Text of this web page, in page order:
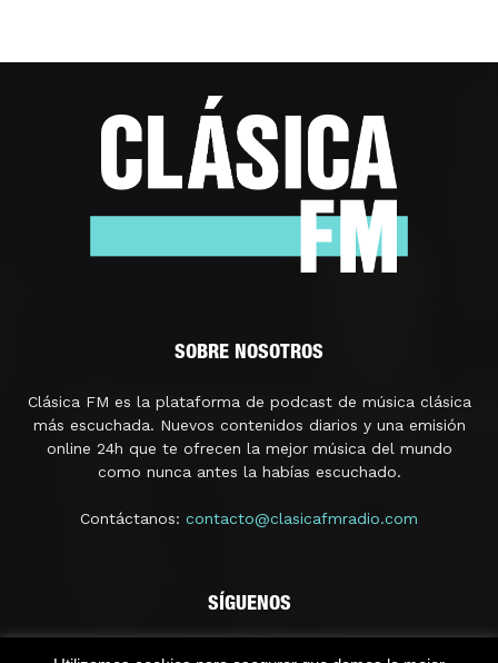
SOBRE NOSOTROS
Clásica FM es la plataforma de podcast de música clásica
más escuchada. Nuevos contenidos diarios y una emisión
online 24h que te ofrecen la mejor música del mundo
como nunca antes la habías escuchado.
Contáctanos: contacto@clasicafmradio.com
SÍGUENOS